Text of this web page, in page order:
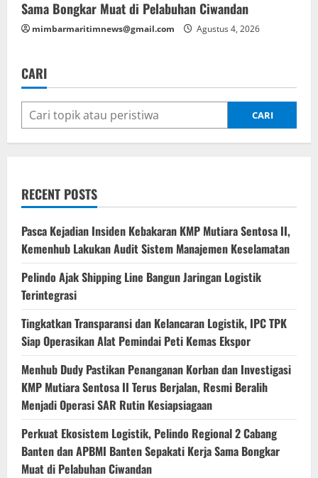
Sama Bongkar Muat di Pelabuhan Ciwandan
mimbarmaritimnews@gmail.com Agustus 4, 2026
CARI
CARI
RECENT POSTS
Pasca Kejadian Insiden Kebakaran KMP Mutiara Sentosa II,
Kemenhub Lakukan Audit Sistem Manajemen Keselamatan
Pelindo Ajak Shipping Line Bangun Jaringan Logistik
Terintegrasi
Tingkatkan Transparansi dan Kelancaran Logistik, IPC TPK
Siap Operasikan Alat Pemindai Peti Kemas Ekspor
Menhub Dudy Pastikan Penanganan Korban dan Investigasi
KMP Mutiara Sentosa II Terus Berjalan, Resmi Beralih
Menjadi Operasi SAR Rutin Kesiapsiagaan
Perkuat Ekosistem Logistik, Pelindo Regional 2 Cabang
Banten dan APBMI Banten Sepakati Kerja Sama Bongkar
Muat di Pelabuhan Ciwandan